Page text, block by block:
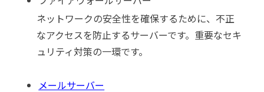
ネットワークの安全性を確保するために、不正
なアクセスを防止するサーバーです。重要なセキ
ュリティ対策の一環です。
メールサーバー